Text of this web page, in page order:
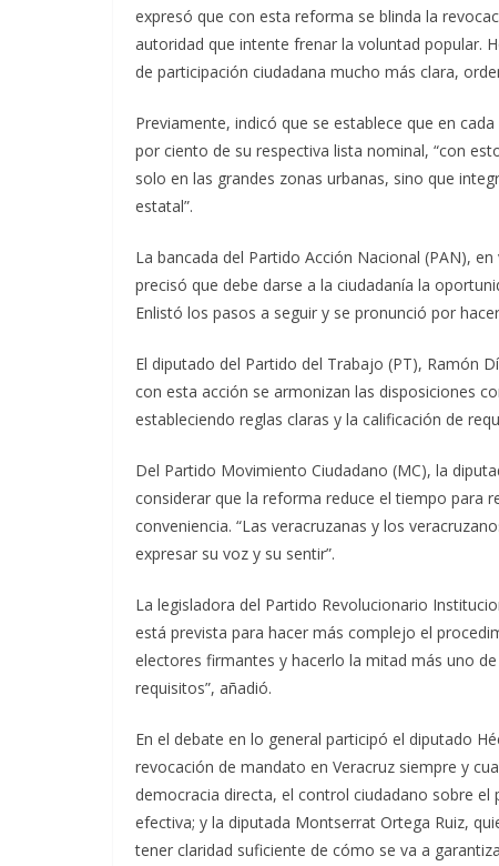
expresó que con esta reforma se blinda la
autoridad que intente frenar la voluntad popular.
de participación ciudadana mucho más clara,
Previamente, indicó que se establece que en
por ciento de su respectiva lista nominal, “con
solo en las grandes zonas urbanas, sino que
estatal”.
La bancada del Partido Acción Nacional (PAN),
precisó que debe darse a la ciudadanía la
Enlistó los pasos a seguir y se pronunció por
El diputado del Partido del Trabajo (PT), Ramón
con esta acción se armonizan las disposiciones
estableciendo reglas claras y la calificación de
Del Partido Movimiento Ciudadano (MC), la
considerar que la reforma reduce el tiempo para
conveniencia. “Las veracruzanas y los
expresar su voz y su sentir”.
La legisladora del Partido Revolucionario
está prevista para hacer más complejo el
electores firmantes y hacerlo la mitad más uno
requisitos”, añadió.
En el debate en lo general participó el diputado
revocación de mandato en Veracruz siempre y
democracia directa, el control ciudadano sobre
efectiva; y la diputada Montserrat Ortega Ruiz,
tener claridad suficiente de cómo se va a